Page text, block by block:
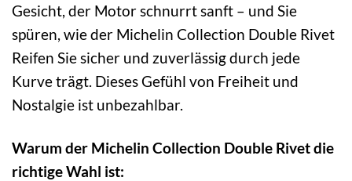
Gesicht, der Motor schnurrt sanft – und Sie
spüren, wie der Michelin Collection Double Rivet
Reifen Sie sicher und zuverlässig durch jede
Kurve trägt. Dieses Gefühl von Freiheit und
Nostalgie ist unbezahlbar.
Warum der Michelin Collection Double Rivet die
richtige Wahl ist: